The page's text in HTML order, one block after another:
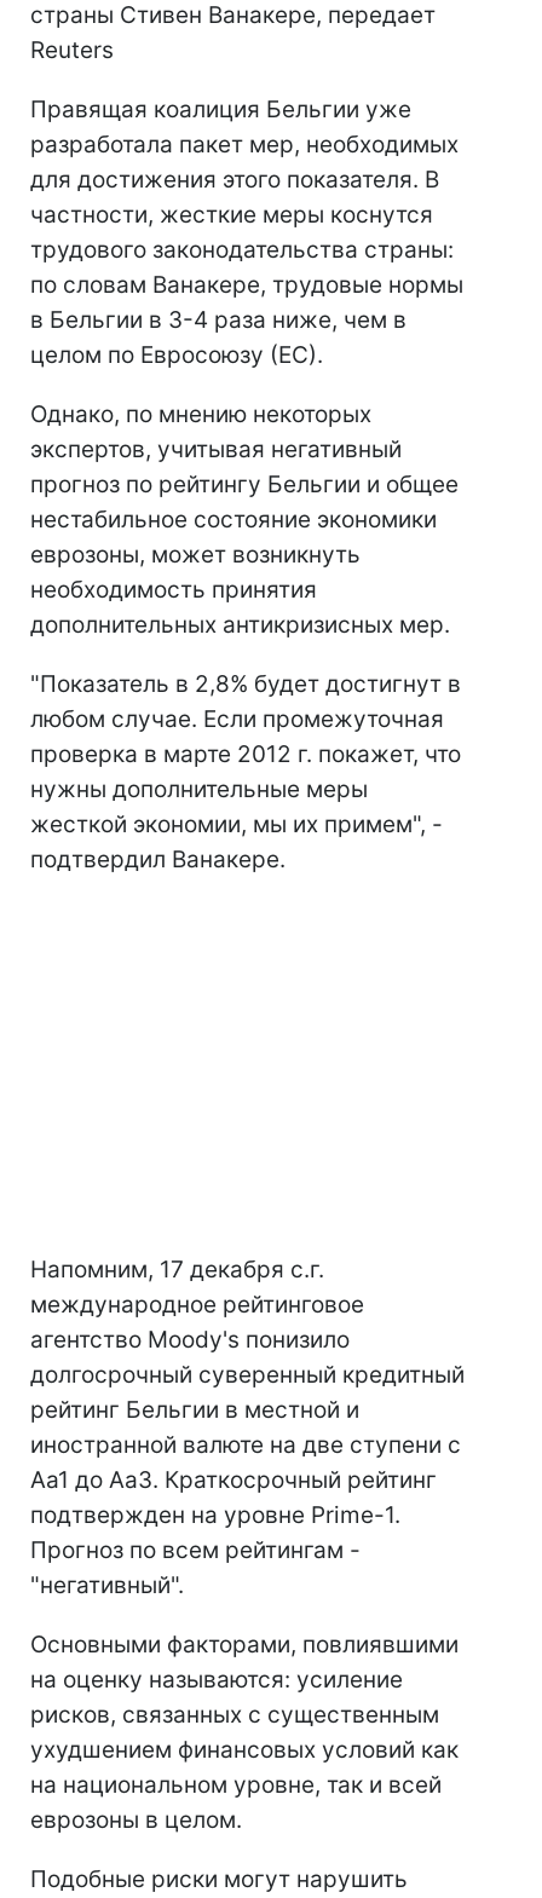
страны Стивен Ванакере, передает
Reuters
Правящая коалиция Бельгии уже
разработала пакет мер, необходимых
для достижения этого показателя. В
частности, жесткие меры коснутся
трудового законодательства страны:
по словам Ванакере, трудовые нормы
в Бельгии в 3-4 раза ниже, чем в
целом по Евросоюзу (ЕС).
Однако, по мнению некоторых
экспертов, учитывая негативный
прогноз по рейтингу Бельгии и общее
нестабильное состояние экономики
еврозоны, может возникнуть
необходимость принятия
дополнительных антикризисных мер.
"Показатель в 2,8% будет достигнут в
любом случае. Если промежуточная
проверка в марте 2012 г. покажет, что
нужны дополнительные меры
жесткой экономии, мы их примем", -
подтвердил Ванакере.
Напомним, 17 декабря с.г.
международное рейтинговое
агентство Moody's понизило
долгосрочный суверенный кредитный
рейтинг Бельгии в местной и
иностранной валюте на две ступени с
Аа1 до Аа3. Краткосрочный рейтинг
подтвержден на уровне Prime-1.
Прогноз по всем рейтингам -
"негативный".
Основными факторами, повлиявшими
на оценку называются: усиление
рисков, связанных с существенным
ухудшением финансовых условий как
на национальном уровне, так и всей
еврозоны в целом.
Подобные риски могут нарушить